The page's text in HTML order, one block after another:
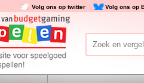
Volg ons op twitter Volg ons op